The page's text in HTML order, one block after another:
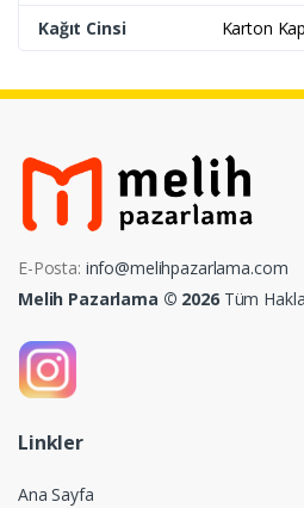
Kağıt Cinsi
Karton
E-Posta: info@melihpazarlama.com
Melih Pazarlama © 2026Tüm
Linkler
Ana Sayfa